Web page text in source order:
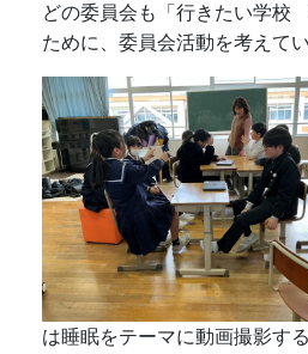
どの委員会も「行きたい学校
ために、委員会活動を考えてい
は睡眠をテーマに動画撮影す